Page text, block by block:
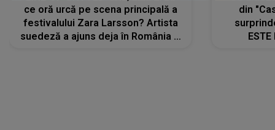
ce oră urcă pe scena principală a
festivalului Zara Larsson? Artista
suedeză a ajuns deja în România și
din